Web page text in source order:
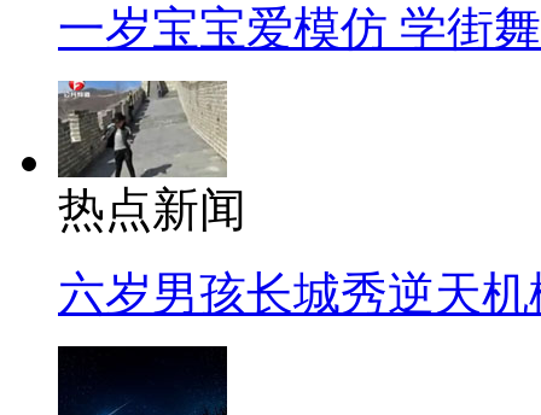
一岁宝宝爱模仿 学街
热点新闻
六岁男孩长城秀逆天机